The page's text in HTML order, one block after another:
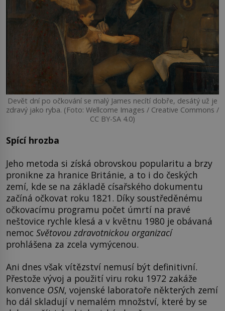
Devět dní po očkování se malý James necítí dobře, desátý už je
zdravý jako ryba. (Foto: Wellcome Images / Creative Commons /
CC BY-SA 4.0)
Spící hrozba
Jeho metoda si získá obrovskou popularitu a brzy
pronikne za hranice Británie, a to i do českých
zemí, kde se na základě císařského dokumentu
začíná očkovat roku 1821. Díky soustředěnému
očkovacímu programu počet úmrtí na pravé
neštovice rychle klesá a v květnu 1980 je obávaná
nemoc Světovou zdravotnickou organizací
prohlášena za zcela vymýcenou.
Ani dnes však vítězství nemusí být definitivní.
Přestože vývoj a použití viru roku 1972 zakáže
konvence OSN, vojenské laboratoře některých zemí
ho dál skladují v nemalém množství, které by se